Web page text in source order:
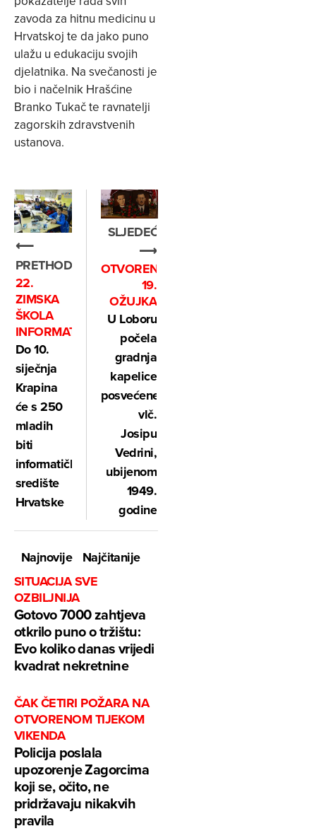
zavoda za hitnu medicinu u
Hrvatskoj te da jako puno
ulažu u edukaciju svojih
djelatnika. Na svečanosti je
bio i načelnik Hrašćine
Branko Tukač te ravnatelji
zagorskih zdravstvenih
ustanova.
⟵
PRETHODNO
22.
ZIMSKA
ŠKOLA
INFORMATIKE
Do 10.
siječnja
Krapina
će s 250
mladih
biti
informatičko
središte
Hrvatske
SLJEDEĆE
⟶
OTVORENJE
19.
OŽUJKA
U Loboru
počela
gradnja
kapelice
posvećene
vlč.
Josipu
Vedrini,
ubijenom
1949.
godine
Najnovije
Najčitanije
SITUACIJA SVE
OZBILJNIJA
Gotovo 7000 zahtjeva
otkrilo puno o tržištu:
Evo koliko danas vrijedi
kvadrat nekretnine
ČAK ČETIRI POŽARA NA
OTVORENOM TIJEKOM
VIKENDA
Policija poslala
upozorenje Zagorcima
koji se, očito, ne
pridržavaju nikakvih
pravila